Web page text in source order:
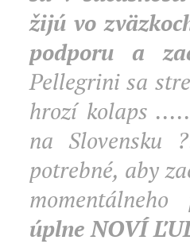
žijú vo
podporu a
Pellegrini sa
hrozí kolaps
na
potrebné, aby
úplne NOVÍ